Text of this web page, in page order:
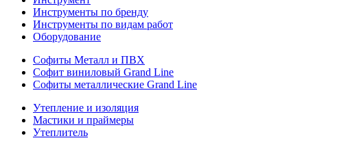
Инструменты по бренду
Инструменты по видам работ
Оборудование
Софиты Металл и ПВХ
Софит виниловый Grand Line
Софиты металлические Grand Line
Утепление и изоляция
Мастики и праймеры
Утеплитель